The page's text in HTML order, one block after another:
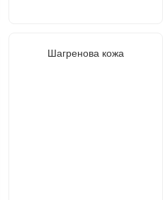
Шагренова кожа